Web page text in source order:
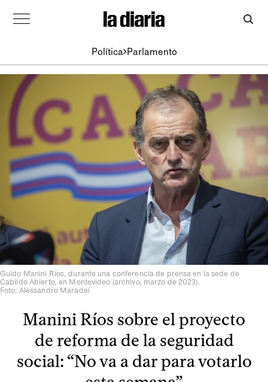
Política Parlamento
Guido Manini Ríos, durante una conferencia de prensa en la sede de
Cabildo Abierto, en Montevideo (archivo, marzo de 2023).
Foto: Alessandro Maradei
Manini Ríos sobre el proyecto
de reforma de la seguridad
social: “No va a dar para votarlo